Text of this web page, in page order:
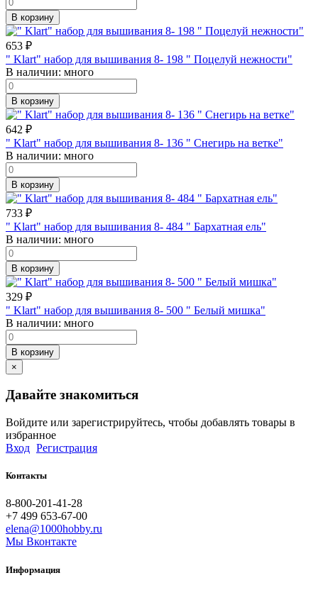
В корзину
653 ₽
" Klart" набор для вышивания 8- 198 " Поцелуй нежности"
В наличии: много
В корзину
642 ₽
" Klart" набор для вышивания 8- 136 " Снегирь на ветке"
В наличии: много
В корзину
733 ₽
" Klart" набор для вышивания 8- 484 " Бархатная ель"
В наличии: много
В корзину
329 ₽
" Klart" набор для вышивания 8- 500 " Белый мишка"
В наличии: много
В корзину
×
Давайте знакомиться
Войдите или зарегистрируйтесь, чтобы добавлять товары в
избранное
Вход Регистрация
Контакты
8-800-201-41-28
+7 499 653-67-00
elena@1000hobby.ru
Мы Вконтакте
Информация